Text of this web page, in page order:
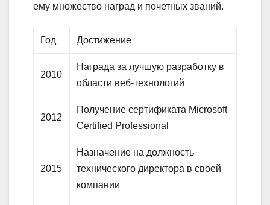
ему множество наград и почетных званий.
Год Достижение
2010
Награда за лучшую разработку в
области веб-технологий
2012
Получение сертификата Microsoft
Certified Professional
2015
Назначение на должность
технического директора в своей
компании